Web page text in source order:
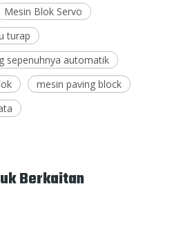
Mesin Blok Servo
turap
sepenuhnya automatik
mesin paving block
Berkaitan